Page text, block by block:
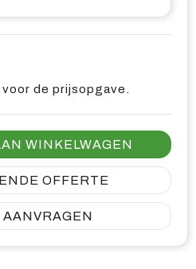
de prijsopgave.
WINKELWAGEN
OFFERTE